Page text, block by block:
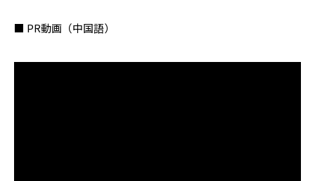
■ PR動画（中国語）